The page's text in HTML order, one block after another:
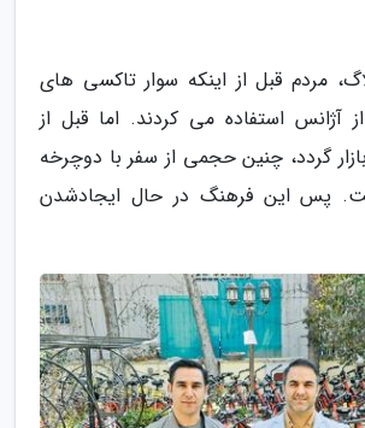
مردم قبل از اینکه سوار تاکسی های
از آژانس استفاده می کردند. اما قبل از
گردد، چنین حجمی از سفر با دوچرخه
پس این فرهنگ در حال ایجادشدن